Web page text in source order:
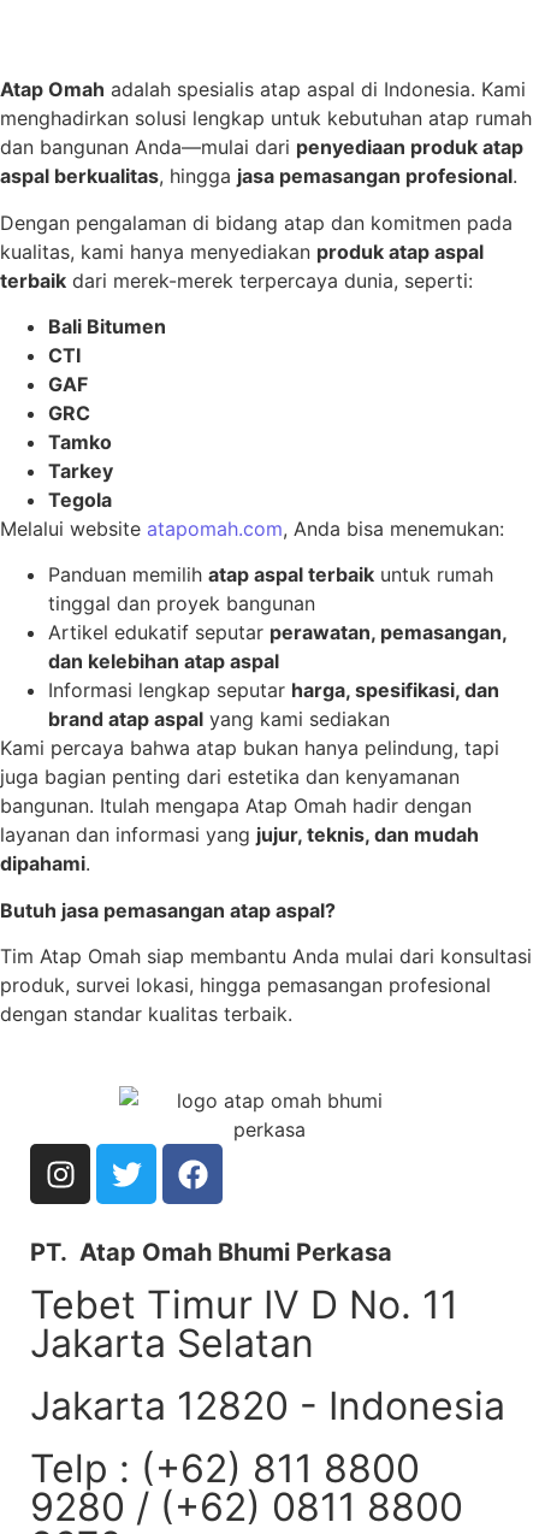
Atap Omah adalah spesialis atap aspal di Indonesia. Kami
menghadirkan solusi lengkap untuk kebutuhan atap rumah
dan bangunan Anda—mulai dari penyediaan produk atap
aspal berkualitas, hingga jasa pemasangan profesional.
Dengan pengalaman di bidang atap dan komitmen pada
kualitas, kami hanya menyediakan produk atap aspal
terbaik dari merek-merek terpercaya dunia, seperti:
Bali Bitumen
CTI
GAF
GRC
Tamko
Tarkey
Tegola
Melalui website atapomah.com, Anda bisa menemukan:
Panduan memilih atap aspal terbaik untuk rumah
tinggal dan proyek bangunan
Artikel edukatif seputar perawatan, pemasangan,
dan kelebihan atap aspal
Informasi lengkap seputar harga, spesifikasi, dan
brand atap aspal yang kami sediakan
Kami percaya bahwa atap bukan hanya pelindung, tapi
juga bagian penting dari estetika dan kenyamanan
bangunan. Itulah mengapa Atap Omah hadir dengan
layanan dan informasi yang jujur, teknis, dan mudah
dipahami.
Butuh jasa pemasangan atap aspal?
Tim Atap Omah siap membantu Anda mulai dari konsultasi
produk, survei lokasi, hingga pemasangan profesional
dengan standar kualitas terbaik.
PT. Atap Omah Bhumi Perkasa
Tebet Timur IV D No. 11
Jakarta Selatan
Jakarta 12820 - Indonesia
Telp : (+62) 811 8800
9280 / (+62) 0811 8800